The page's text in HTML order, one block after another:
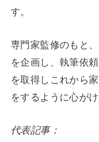
す。
専門家監修のもと
を企画し、執筆依
を取得しこれから
をするように心がけ
代表記事：